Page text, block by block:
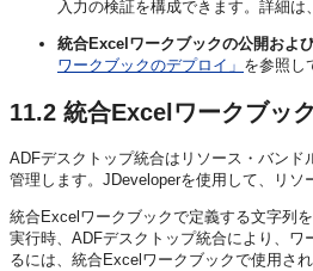
入力の検証を構成できます。詳細は、
統合Excelワークブックの公開およ
ワークブックのデプロイ」 を参照し
11.2 統合Excelワークブッ
ADFデスクトップ統合はリソース・バン
管理します。JDeveloperを使用して、リ
統合Excelワークブックで定義する文字列
実行時、ADFデスクトップ統合により、
るには、統合Excelワークブックで使用さ